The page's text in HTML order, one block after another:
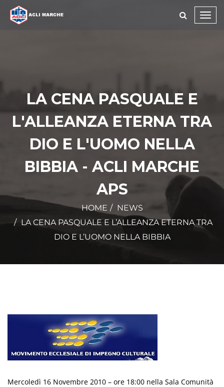
LA CENA PASQUALE E
L'ALLEANZA ETERNA TRA
DIO E L'UOMO NELLA
BIBBIA - ACLI MARCHE
APS
HOME
NEWS
LA CENA PASQUALE E L’ALLEANZA ETERNA TRA
DIO E L’UOMO NELLA BIBBIA
Mercoledì 16 Novembre 2010 – ore 18:00 nella Sala Comunità